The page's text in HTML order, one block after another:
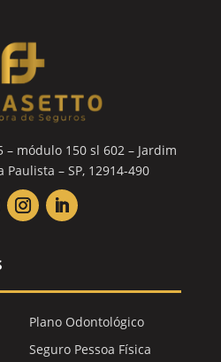
– módulo 150 sl 602 – Jardim
Paulista – SP, 12914-490
Plano Odontológico
Seguro Pessoa Física